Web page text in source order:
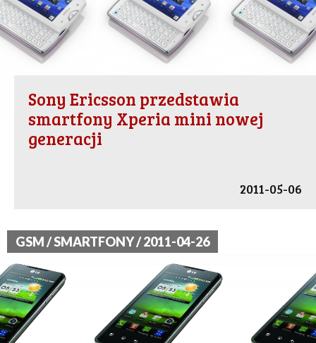
Sony Ericsson przedstawia
smartfony Xperia mini nowej
generacji
2011-05-06
GSM / SMARTFONY / 2011-04-26